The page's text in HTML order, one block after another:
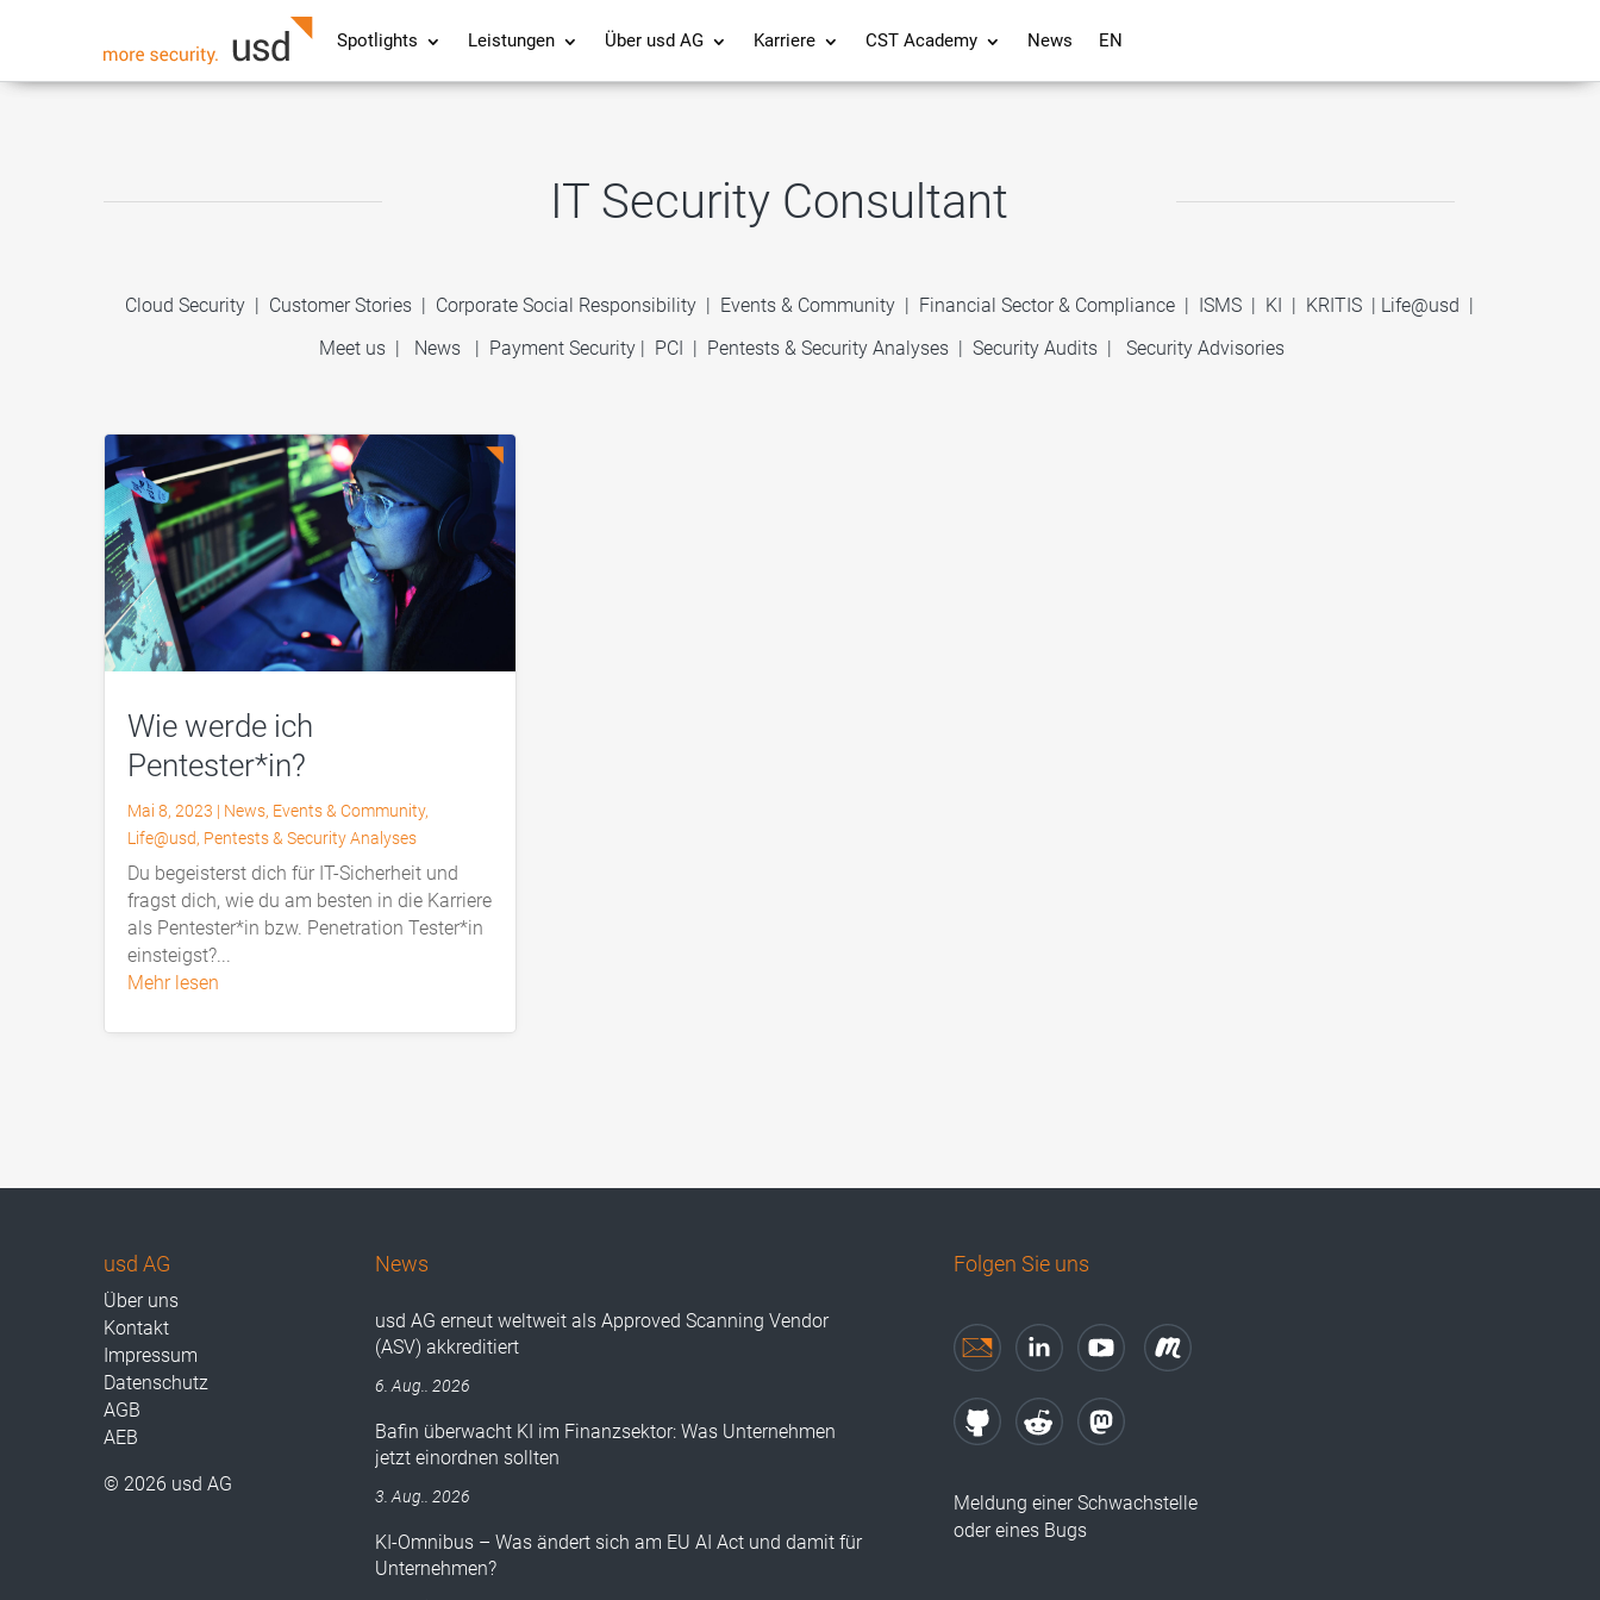
Spotlights Leistungen Über usd AG Karriere CST Academy News EN
IT Security Consultant
Cloud Security | Customer Stories | Corporate Social Responsibility | Events & Community | Financial Sector & Compliance | ISMS | KI | KRITIS | Life@usd |
Meet us | News | Payment Security | PCI | Pentests & Security Analyses |Security Audits |Security Advisories
Wie werde ich
Pentester*in?
Mai 8, 2023 | News, Events & Community,
Life@usd, Pentests & Security Analyses
Du begeisterst dich für IT-Sicherheit und
fragst dich, wie du am besten in die Karriere
als Pentester*in bzw. Penetration Tester*in
einsteigst?...
mehr lesen
usd AG
Über uns
Kontakt
Impressum
Datenschutz
AGB
AEB
© 2026 usd AG
News
usd AG erneut weltweit als Approved Scanning Vendor
(ASV) akkreditiert
6. Aug.. 2026
Bafin überwacht KI im Finanzsektor: Was Unternehmen
jetzt einordnen sollten
3. Aug.. 2026
KI-Omnibus – Was ändert sich am EU AI Act und damit für
Unternehmen?
Folgen Sie uns
Meldung einer Schwachstelle
oder eines Bugs